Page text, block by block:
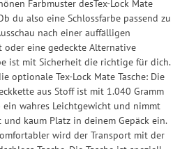
Farbmuster desTex-Lock Mate
du also eine Schlossfarbe passend zu
nach einer auffälligen
oder eine gedeckte Alternative
ist mit Sicherheit die richtige für dich.
optionale Tex-Lock Mate Tasche: Die
aus Stoff ist mit 1.040 Gramm
ein wahres Leichtgewicht und nimmt
kaum Platz in deinem Gepäck ein.
wird der Transport mit der